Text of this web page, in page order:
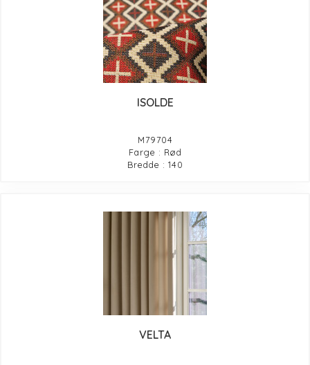
ISOLDE
M79704
Farge : Rød
Bredde : 140
VELTA